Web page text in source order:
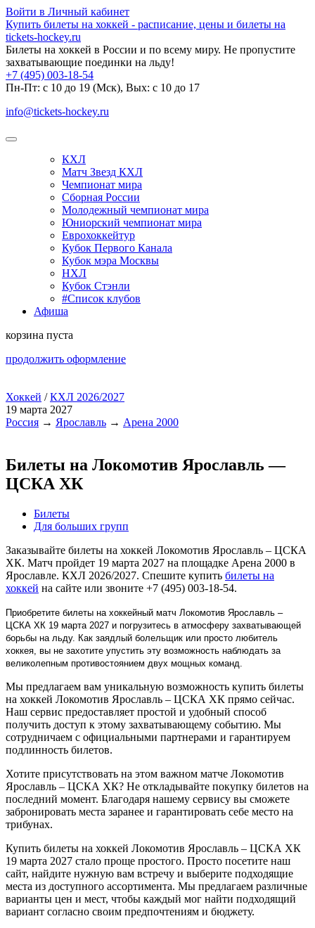
Войти в Личный кабинет
Купить билеты на хоккей - расписание, цены и билеты на
tickets-hockey.ru
Билеты на хоккей в России и по всему миру. Не пропустите
захватывающие поединки на льду!
+7 (495) 003-18-54
Пн-Пт: c 10 до 19 (Мск), Вых: с 10 до 17
info@tickets-hockey.ru
КХЛ
Матч Звезд КХЛ
Чемпионат мира
Сборная России
Молодежный чемпионат мира
Юниорский чемпионат мира
Еврохоккейтур
Кубок Первого Канала
Кубок мэра Москвы
НХЛ
Кубок Стэнли
#Список клубов
Афиша
корзина пуста
продолжить оформление
Хоккей /КХЛ 2026/2027
19 марта 2027
Россия → Ярославль → Арена 2000
Билеты на Локомотив Ярославль —
ЦСКА ХК
Билеты
Для больших групп
Заказывайте билеты на хоккей Локомотив Ярославль – ЦСКА
ХК. Матч пройдет 19 марта 2027 на площадке Арена 2000 в
Ярославле. КХЛ 2026/2027. Спешите купить билеты на
хоккей на сайте или звоните +7 (495) 003-18-54.
Приобретите билеты на хоккейный матч Локомотив Ярославль –
ЦСКА ХК 19 марта 2027 и погрузитесь в атмосферу захватывающей
борьбы на льду. Как заядлый болельщик или просто любитель
хоккея, вы не захотите упустить эту возможность наблюдать за
великолепным противостоянием двух мощных команд.
Мы предлагаем вам уникальную возможность купить билеты
на хоккей Локомотив Ярославль – ЦСКА ХК прямо сейчас.
Наш сервис предоставляет простой и удобный способ
получить доступ к этому захватывающему событию. Мы
сотрудничаем с официальными партнерами и гарантируем
подлинность билетов.
Хотите присутствовать на этом важном матче Локомотив
Ярославль – ЦСКА ХК? Не откладывайте покупку билетов на
последний момент. Благодаря нашему сервису вы сможете
забронировать места заранее и гарантировать себе место на
трибунах.
Купить билеты на хоккей Локомотив Ярославль – ЦСКА ХК
19 марта 2027 стало проще простого. Просто посетите наш
сайт, найдите нужную вам встречу и выберите подходящие
места из доступного ассортимента. Мы предлагаем различные
варианты цен и мест, чтобы каждый мог найти подходящий
вариант согласно своим предпочтениям и бюджету.